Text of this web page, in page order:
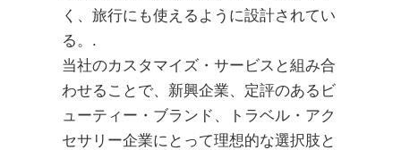
く、旅行にも使えるように設計されてい
る。.
当社のカスタマイズ・サービスと組み合
わせることで、新興企業、定評のあるビ
ューティー・ブランド、トラベル・アク
セサリー企業にとって理想的な選択肢と